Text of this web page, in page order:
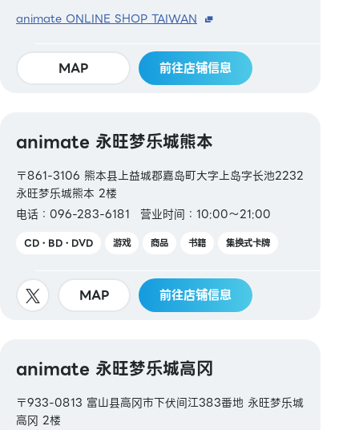
animate ONLINE SHOP TAIWAN
MAP 前往店铺信息
animate 永旺梦乐城熊本
〒861-3106 熊本县上益城郡嘉岛町大字上岛字长池2232
永旺梦乐城熊本 2楼
电话：096-283-6181
营业时间：10:00～21:00
CD・BD・DVD 游戏 商品 书籍 集换式卡牌
MAP 前往店铺信息
animate 永旺梦乐城高冈
〒933-0813 富山县高冈市下伏间江383番地 永旺梦乐城
高冈 2楼